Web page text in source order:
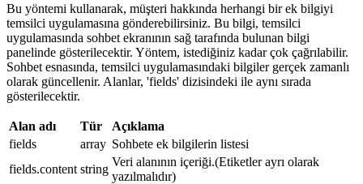
Bu yöntemi kullanarak, müşteri hakkında herhangi bir ek bilgiyi
temsilci uygulamasına gönderebilirsiniz. Bu bilgi, temsilci
uygulamasında sohbet ekranının sağ tarafında bulunan bilgi
panelinde gösterilecektir. Yöntem, istediğiniz kadar çok çağrılabilir.
Sohbet esnasında, temsilci uygulamasındaki bilgiler gerçek zamanlı
olarak güncellenir. Alanlar, 'fields' dizisindeki ile aynı sırada
gösterilecektir.
Alan adı Tür
Açıklama
fields
array Sohbete ek bilgilerin listesi
fields.content string
Veri alanının içeriği.(Etiketler ayrı olarak
yazılmalıdır)